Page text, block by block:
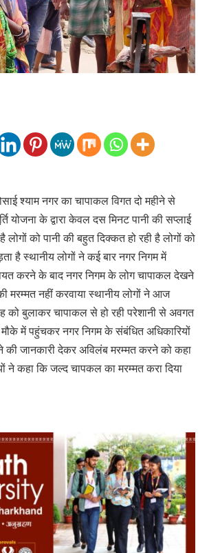
श्याम नगर का चापाकल विगत दो महीने से
योजना के द्वारा केवल दस मिनट पानी की सप्लाई
लोगों को पानी की बहुत दिक्कत हो रही है लोगों को
है स्थानीय लोगों ने कई बार नगर निगम में
करने के बाद नगर निगम के लोग चापाकल देखने
नहीं करवाया स्थानीय लोगों ने आज
को बुलाकर चापाकल से हो रही परेशानी से अवगत
में पहुंचकर नगर निगम के संबंधित अधिकारियों
की जानकारी देकर अविलंब मरम्मत करने को कहा
ने कहा कि जल्द चापकल का मरम्मत करा दिया